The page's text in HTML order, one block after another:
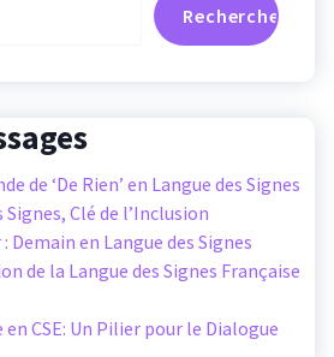
Rechercher
de ‘De Rien’ en Langue des Signes
Signes, Clé de l’Inclusion
Demain en Langue des Signes
de la Langue des Signes Française
CSE: Un Pilier pour le Dialogue